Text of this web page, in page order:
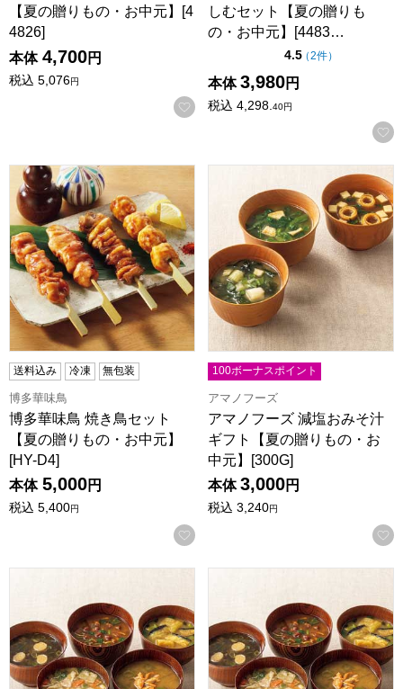
【夏の贈りもの・お中元】[4
4826]
本体 4,700円
税込 5,076円
お気に入りに登録する
しむセット【夏の贈りも
の・お中元】[4483…
4.5点（5点満点中）
（2件の評価
）
本体 3,980円
税込 4,298. 40円
博多華味鳥 焼き鳥セット【夏の贈りもの・お中元】[HY-D4]
送料込み 冷凍 無包装
博多華味鳥
博多華味鳥 焼き鳥セット
【夏の贈りもの・お中元】
[HY-D4]
本体 5,000円
税込 5,400円
お気に入りに登録する
アマノフーズ 減塩おみそ汁
100ボーナスポイント
アマノフーズ
アマノフーズ 減塩おみそ汁
ギフト【夏の贈りもの・お
中元】[300G]
本体 3,000円
税込 3,240円